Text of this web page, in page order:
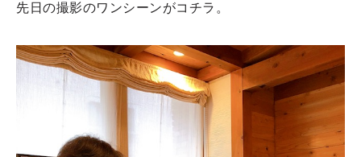
先日の撮影のワンシーンがコチラ。